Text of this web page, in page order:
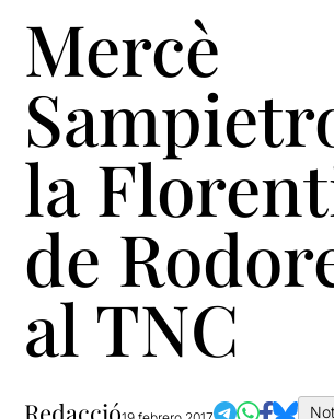
Mercè
la
de
al TNC
Redacció